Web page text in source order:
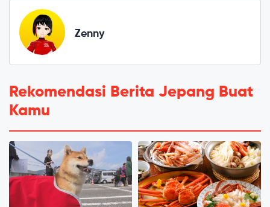
Zenny
Rekomendasi Berita Jepang Buat
Kamu